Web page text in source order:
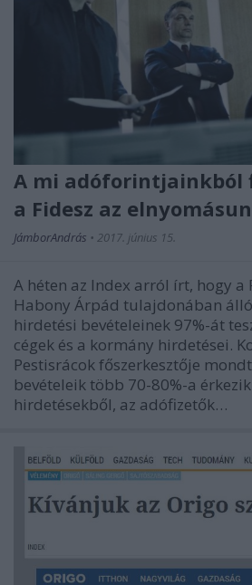
A mi adóforintjainkból
a Fidesz az
JámborAndrás • 2017. június 15.
A héten az Index arról írt, hogy a
Habony Árpád tulajdonában
hirdetési bevételeinek 97%-át
cégek és a kormány hirdetései.
Pestisrácok főszerkesztője
bevételeik több 70-80%-a
hirdetésekből, az adófizetők…